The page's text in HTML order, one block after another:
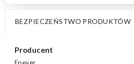
BEZPIECZEŃSTWO PRODUKTÓW
Producent
Epever